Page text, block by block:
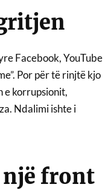
Facebook, YouTube
Por për të rinjtë kjo
e korrupsionit,
Ndalimi ishte i
një front